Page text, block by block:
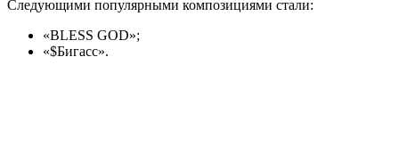
Следующими популярными композициями стали:
«BLESS GOD»;
«$Бигасс».